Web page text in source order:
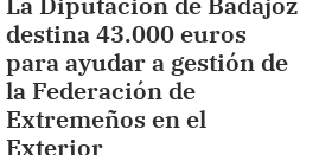
destina 43.000 euros
para ayudar a gestión de
la Federación de
Extremeños en el
Exterior